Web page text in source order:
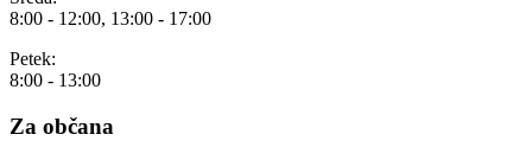
8:00 - 12:00, 13:00 - 17:00
Petek:
8:00 - 13:00
Za občana